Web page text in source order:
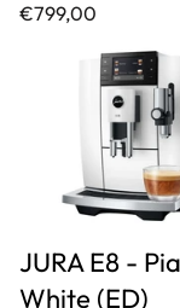
€799,00
JURA E8 -
White (ED)